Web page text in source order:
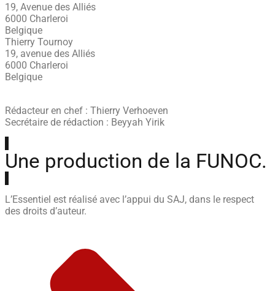
19, Avenue des Alliés
6000 Charleroi
Belgique
Thierry Tournoy
19, avenue des Alliés
6000 Charleroi
Belgique
Rédacteur en chef : Thierry Verhoeven
Secrétaire de rédaction : Beyyah Yirik
Une production de la FUNOC.
L’Essentiel est réalisé avec l’appui du SAJ, dans le respect
des droits d’auteur.